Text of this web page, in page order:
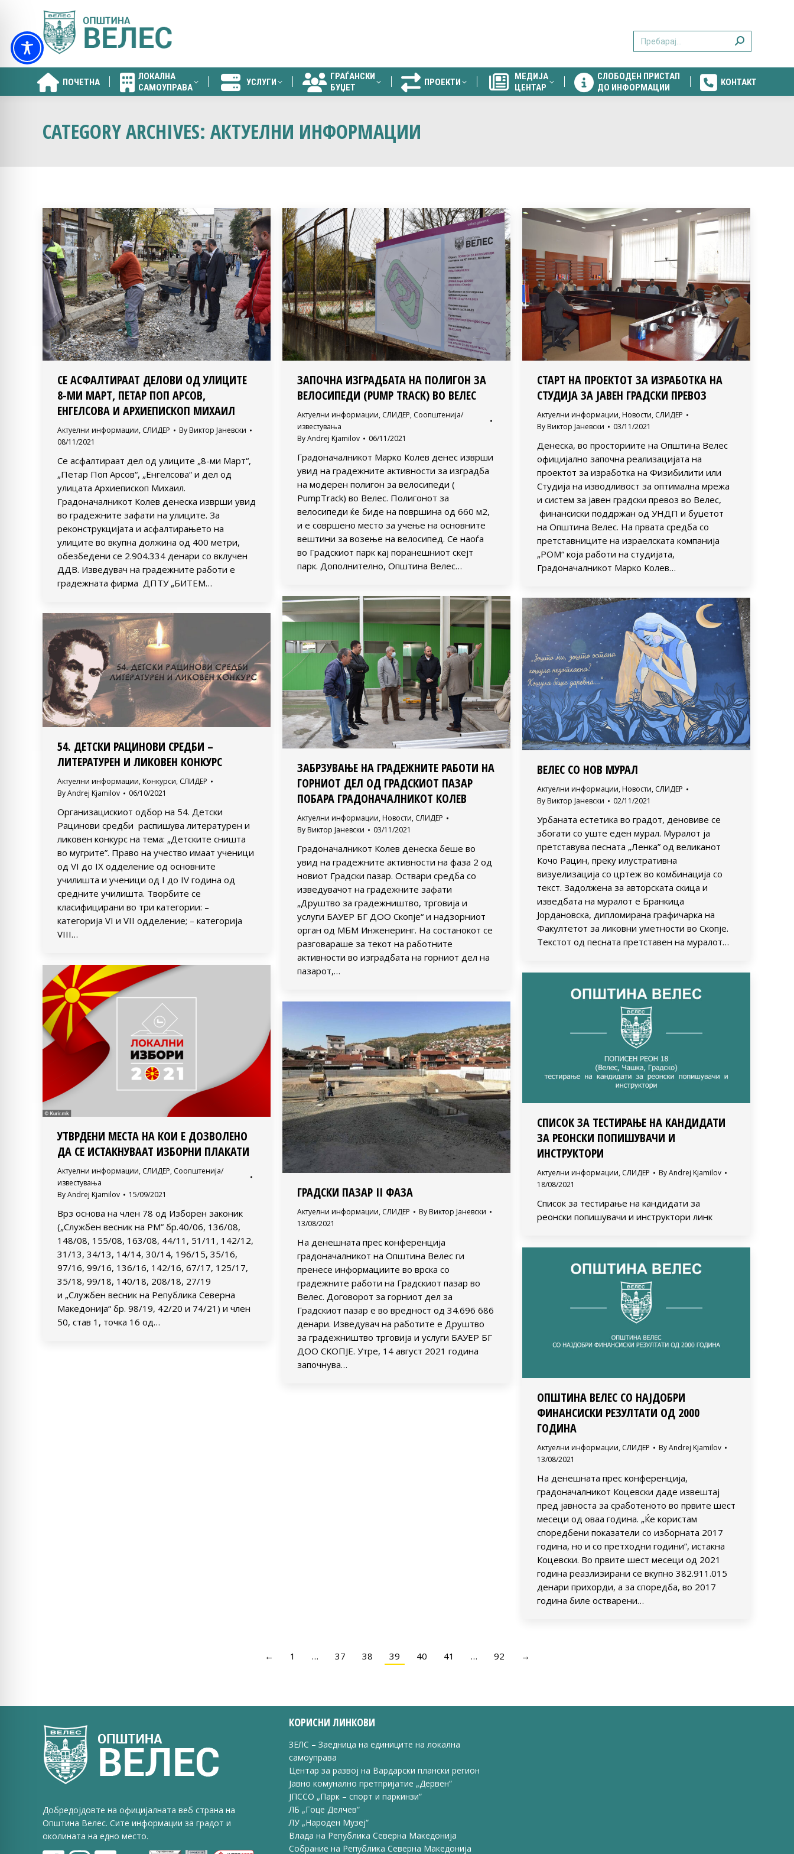
ПОЧЕТНА
ЛОКАЛНА
САМОУПРАВА
УСЛУГИ
ГРАЃАНСКИ
БУЏЕТ
ПРОЕКТИ
МЕДИЈА
ЦЕНТАР
СЛОБОДЕН ПРИСТАП
ДО ИНФОРМАЦИИ
КОНТАКТ
CATEGORY ARCHIVES: АКТУЕЛНИ ИНФОРМАЦИИ
СЕ АСФАЛТИРААТ ДЕЛОВИ ОД УЛИЦИТЕ
8-МИ МАРТ, ПЕТАР ПОП АРСОВ,
ЕНГЕЛСОВА И АРХИЕПИСКОП МИХАИЛ
Актуелни информации, СЛИДЕР By Виктор Јаневски
08/11/2021
Се асфалтираат дел од улиците „8-ми Март“,
„Петар Поп Арсов“, „Енгелсова“ и дел од
улицата Архиепископ Михаил.
Градоначалникот Колев денеска изврши увид
во градежните зафати на улиците. За
реконструкцијата и асфалтирањето на
улиците во вкупна должина од 400 метри,
обезбедени се 2.904.334 денари со вклучен
ДДВ. Изведувач на градежните работи е
градежната фирма ДПТУ „БИТЕМ…
ЗАПОЧНА ИЗГРАДБАТА НА ПОЛИГОН ЗА
ВЕЛОСИПЕДИ (PUMP TRACK) ВО ВЕЛЕС
Актуелни информации, СЛИДЕР, Соопштенија/
известувања
ByAndrej Kjamilov 06/11/2021
Градоначалникот Марко Колев денес изврши
увид на градежните активности за изградба
на модерен полигон за велосипеди (
PumpTrack) во Велес. Полигонот за
велосипеди ќе биде на површина од 660 м2,
и е совршено место за учење на основните
вештини за возење на велосипед. Се наоѓа
во Градскиот парк кај поранешниот скејт
парк. Дополнително, Општина Велес…
СТАРТ НА ПРОЕКТОТ ЗА ИЗРАБОТКА НА
СТУДИЈА ЗА ЈАВЕН ГРАДСКИ ПРЕВОЗ
Актуелни информации, Новости, СЛИДЕР
By Виктор Јаневски 03/11/2021
Денеска, во просториите на Општина Велес
официјално започна реализацијата на
проектот за изработка на Физибилити или
Студија на изводливост за оптимална мрежа
и систем за јавен градски превоз во Велес,
финансиски поддржан од УНДП и буџетот
на Општина Велес. На првата средба со
претставниците на израелската компанија
„РОМ“ која работи на студијата,
Градоначалникот Марко Колев…
ЗАБРЗУВАЊЕ НА ГРАДЕЖНИТЕ РАБОТИ НА
ГОРНИОТ ДЕЛ ОД ГРАДСКИОТ ПАЗАР
ПОБАРА ГРАДОНАЧАЛНИКОТ КОЛЕВ
Актуелни информации, Новости, СЛИДЕР
By Виктор Јаневски 03/11/2021
Градоначалникот Колев денеска беше во
увид на градежните активности на фаза 2 од
новиот Градски пазар. Оствари средба со
изведувачот на градежните зафати
„Друштво за градежништво, трговија и
услуги БАУЕР БГ ДОО Скопје“ и надзорниот
орган од МБМ Инженеринг. На состанокот се
разговараше за текот на работните
активности во изградбата на горниот дел на
пазарот,…
ВЕЛЕС СО НОВ МУРАЛ
Актуелни информации, Новости, СЛИДЕР
By Виктор Јаневски 02/11/2021
Урбаната естетика во градот, деновиве се
збогати со уште еден мурал. Муралот ја
претставува песната „Ленка” од великанот
Кочо Рацин, преку илустративна
визуелизација со цртеж во комбинација со
текст. Задолжена за авторската скица и
изведбата на муралот е Бранкица
Јордановска, дипломирана графичарка на
Факултетот за ликовни уметности во Скопје.
Текстот од песната претставен на муралот…
54. ДЕТСКИ РАЦИНОВИ СРЕДБИ –
ЛИТЕРАТУРЕН И ЛИКОВЕН КОНКУРС
Актуелни информации, Конкурси, СЛИДЕР
ByAndrej Kjamilov 06/10/2021
Организацискиот одбор на 54. Детски
Рацинови средби распишува литературeн и
ликовен конкурс на тема: „Детските сништа
во мугрите”. Право на учество имаат ученици
од VI до IX одделение од oсновните
училишта и ученици од I до IV година од
средните училишта. Творбите се
класифицирани во три категории: –
категорија VI и VII одделение; – категорија
VIII…
УТВРДЕНИ МЕСТА НА КОИ Е ДОЗВОЛЕНО
ДА СЕ ИСТАКНУВААТ ИЗБОРНИ ПЛАКАТИ
Актуелни информации, СЛИДЕР, Соопштенија/
известувања
ByAndrej Kjamilov 15/09/2021
Врз основа на член 78 од Изборен законик
(„Службен весник на РМ” бр.40/06, 136/08,
148/08, 155/08, 163/08, 44/11, 51/11, 142/12,
31/13, 34/13, 14/14, 30/14, 196/15, 35/16,
97/16, 99/16, 136/16, 142/16, 67/17, 125/17,
35/18, 99/18, 140/18, 208/18, 27/19
и „Службен весник на Република Северна
Македонија“ бр. 98/19, 42/20 и 74/21) и член
50, став 1, точка 16 од…
СПИСОК ЗА ТЕСТИРАЊЕ НА КАНДИДАТИ
ЗА РЕОНСКИ ПОПИШУВАЧИ И
ИНСТРУКТОРИ
Актуелни информации, СЛИДЕР ByAndrej Kjamilov
18/08/2021
Список за тестирање на кандидати за
реонски попишувачи и инструктори линк
ГРАДСКИ ПАЗАР II ФАЗА
Актуелни информации, СЛИДЕР By Виктор Јаневски
13/08/2021
На денешната прес конференција
градоначалникот на Општина Велес ги
пренесе информациите во врска со
градежните работи на Градскиот пазар во
Велес. Договорот за горниот дел за
Градскиот пазар е во вредност од 34.696 686
денари. Изведувач на работите е Друштво
за градежништво трговија и услуги БАУЕР БГ
ДОО СКОПЈЕ. Утре, 14 август 2021 година
започнува…
ОПШТИНА ВЕЛЕС СО НАЈДОБРИ
ФИНАНСИСКИ РЕЗУЛТАТИ ОД 2000
ГОДИНА
Актуелни информации, СЛИДЕР ByAndrej Kjamilov
13/08/2021
На денешната прес конференција,
градоначалникот Коцевски даде извештај
пред јавноста за сработеното во првите шест
месеци од оваа година. „Ќе користам
споредбени показатели со изборната 2017
година, но и со претходни години”, истакна
Коцевски. Во првите шест месеци од 2021
година реазлизирани се вкупно 382.911.015
денари прихорди, а за споредба, во 2017
година биле остварени…
← 1 … 37 38 39 40 41 … 92 →
Добредојдовте на официјалната веб страна на
Општина Велес. Сите информации за градот и
околината на едно место.
КОРИСНИ ЛИНКОВИ
ЗЕЛС – Заедница на единиците на локална
самоуправа
Центар за развој на Вардарски плански регион
Јавно комунално претпријатие „Дервен“
ЈПССО „Парк – спорт и паркинзи“
ЛБ „Гоце Делчев“
ЛУ „Народен Музеј“
Влада на Република Северна Македонија
Собрание на Република Северна Македонија
ПОЧЕТНА